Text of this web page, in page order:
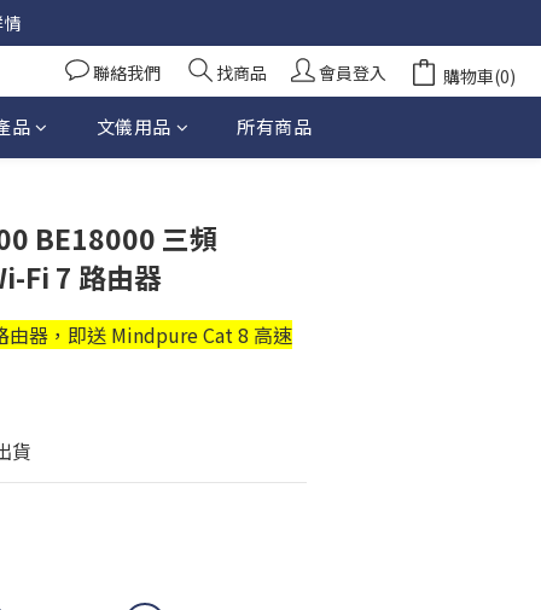
聯絡我們 找商品 會員登入 購物車(0)
品 文儀用品 所有商品
BE18000 三頻
Fi 7 路由器
由器，即送 Mindpure Cat 8 高速
貨